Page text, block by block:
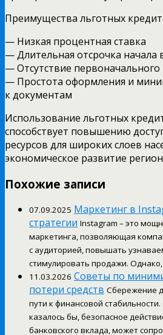
Преимущества льготных
— Низкая процентная ставка
— Длительная отсрочка начала
— Отсутствие первоначального
— Простота оформления и
к документам
Использование льготных
способствует повышению
ресурсов для широких слоев
экономическое развитие
Похожие записи
07.09.2025 Маркетинг в
стратегии Instagram – это
маркетинга, позволяющая
с аудиторией, повышать
стимулировать продажи.
11.03.2026 Советы по
потери средств Сбережение
пути к финансовой
казалось бы, безопасное
банковского вклада, может